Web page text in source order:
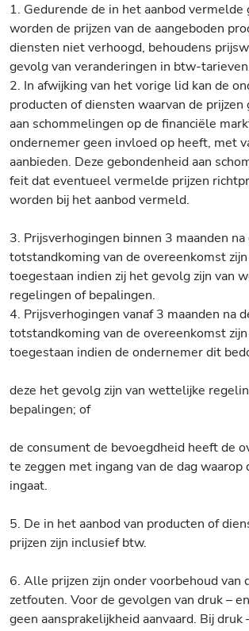
1. Gedurende de in het aanbod
worden de prijzen van de aangeboden
diensten niet verhoogd, behoudens
gevolg van veranderingen in btw-
2. In afwijking van het vorige lid kan de
producten of diensten waarvan de prijzen
aan schommelingen op de financiële
ondernemer geen invloed op heeft, met
aanbieden. Deze gebondenheid aan
feit dat eventueel vermelde prijzen
worden bij het aanbod vermeld.
3. Prijsverhogingen binnen 3 maanden na
totstandkoming van de overeenkomst
toegestaan indien zij het gevolg zijn van
regelingen of bepalingen.
4. Prijsverhogingen vanaf 3 maanden na
totstandkoming van de overeenkomst
toegestaan indien de ondernemer dit
deze het gevolg zijn van wettelijke
bepalingen; of
de consument de bevoegdheid heeft de
te zeggen met ingang van de dag waarop
ingaat.
5. De in het aanbod van producten of
prijzen zijn inclusief btw.
6. Alle prijzen zijn onder voorbehoud van
zetfouten. Voor de gevolgen van druk –
geen aansprakelijkheid aanvaard. Bij druk